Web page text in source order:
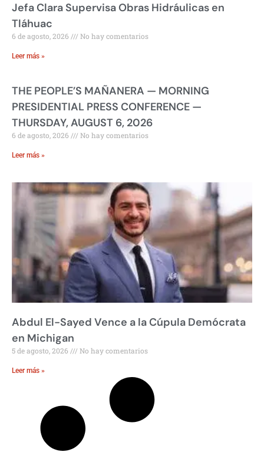
Jefa Clara Supervisa Obras Hidráulicas en
Tláhuac
6 de agosto, 2026 No hay comentarios
Leer más »
THE PEOPLE’S MAÑANERA — MORNING
PRESIDENTIAL PRESS CONFERENCE —
THURSDAY, AUGUST 6, 2026
6 de agosto, 2026 No hay comentarios
Leer más »
Abdul El-Sayed Vence a la Cúpula Demócrata
en Michigan
5 de agosto, 2026 No hay comentarios
Leer más »